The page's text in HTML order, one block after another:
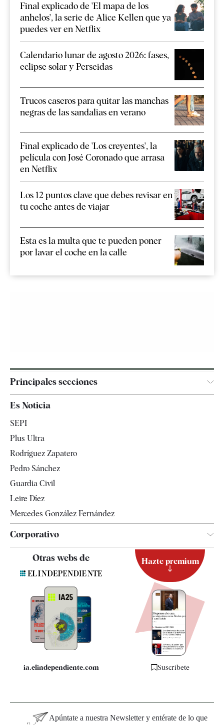
Final explicado de 'El mapa de los
anhelos', la serie de Alice Kellen que ya
puedes ver en Netflix
Calendario lunar de agosto 2026: fases,
eclipse solar y Perseidas
Trucos caseros para quitar las manchas
negras de las sandalias en verano
Final explicado de 'Los creyentes', la
película con José Coronado que arrasa
en Netflix
Los 12 puntos clave que debes revisar en
tu coche antes de viajar
Esta es la multa que te pueden poner
por lavar el coche en la calle
Principales secciones
España
Televisión
Es Noticia
SEPI
Plus Ultra
Rodríguez Zapatero
Pedro Sánchez
Guardia Civil
Leire Díez
Mercedes González Fernández
Corporativo
Contacto
Quiénes somos
Especificaciones
Otras webs de
ia.elindependiente.com
Hazte premium
Suscríbete
Apúntate a nuestra Newsletter y entérate de lo que